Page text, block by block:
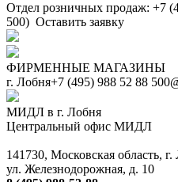
Отдел розничных продаж: +7
500) Оставить заявку
ФИРМЕННЫЕ МАГАЗИНЫ
г. Лобня+7 (495) 988 52 88
МИДЛ в г. Лобня
Центральный офис МИДЛ
141730, Московская область, г.
ул. Железнодорожная, д. 10